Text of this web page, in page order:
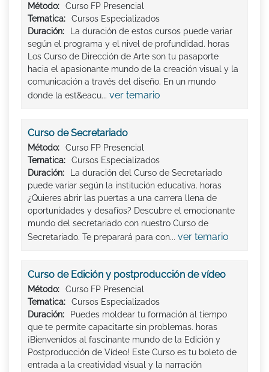
Método:
Curso FP Presencial
Tematica:
Cursos Especializados
Duración:
La duración de estos cursos puede variar
según el programa y el nivel de profundidad. horas
Los Curso de Dirección de Arte son tu pasaporte
hacia el apasionante mundo de la creación visual y la
comunicación a través del diseño. En un mundo
donde la est&eacu... ver temario
Curso de Secretariado
Método:
Curso FP Presencial
Tematica:
Cursos Especializados
Duración:
La duración del Curso de Secretariado
puede variar según la institución educativa. horas
¿Quieres abrir las puertas a una carrera llena de
oportunidades y desafíos? Descubre el emocionante
mundo del secretariado con nuestro Curso de
Secretariado. Te preparará para con... ver temario
Curso de Edición y postproducción de vídeo
Método:
Curso FP Presencial
Tematica:
Cursos Especializados
Duración:
Puedes moldear tu formación al tiempo
que te permite capacitarte sin problemas. horas
¡Bienvenidos al fascinante mundo de la Edición y
Postproducción de Vídeo! Este Curso es tu boleto de
entrada a la creatividad visual y la narración